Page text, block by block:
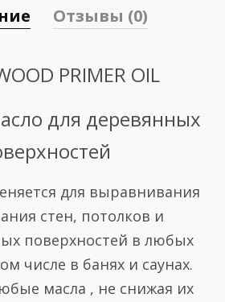
Отзывы (0)
PRIMER OIL
для деревянных
для выравнивания
стен, потолков и
поверхностей в любых
числе в банях и саунах.
масла , не снижая их